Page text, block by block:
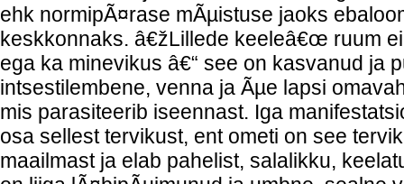
ehk normipÃ¤rase mÃµistuse jaoks
keskkonnaks. â€žLillede keeleâ€œ ruum
ega ka minevikus â€“ see on kasvanud ja
intsestilembene, venna ja Ãµe lapsi
mis parasiteerib iseennast. Iga
osa sellest tervikust, ent ometi on see
maailmast ja elab pahelist, salalikku,